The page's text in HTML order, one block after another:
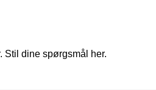
Stil dine spørgsmål her.